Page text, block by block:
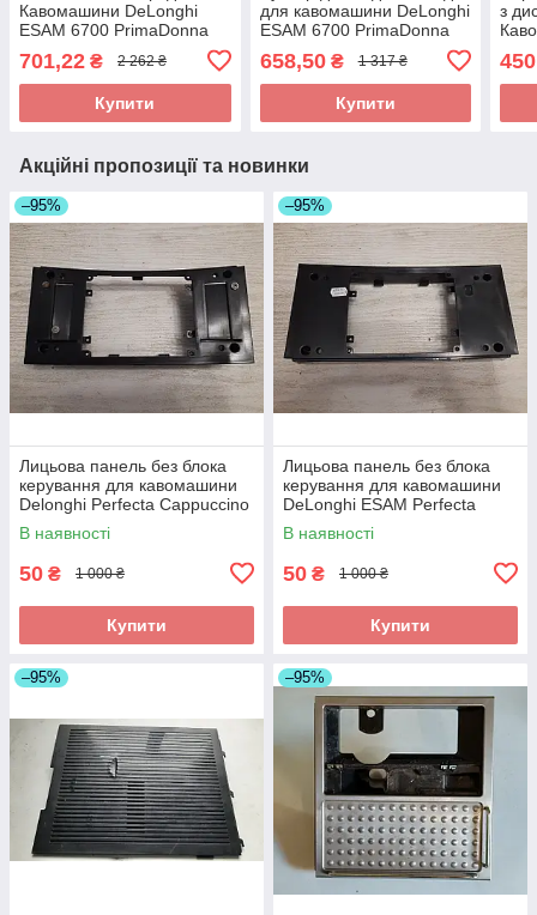
Кавомашини DeLonghi
ESAM 6700 PrimaDonna
701,22 ₴ 2 262 ₴
Купити
для кавомашини DeLonghi
ESAM 6700 PrimaDonna
658,50₴ 1 317 ₴
Купити
з
450
Акційні пропозиції та новинки
–95%
Лицьова панель без блока
керування для кавомашини
Delonghi Perfecta Cappuccino
ESAM 5556.B б/у_дефект
В наявності
50 ₴ 1 000 ₴
Купити
–95%
Лицьова панель без блока
керування для кавомашини
DeLonghi ESAM Perfecta
5500.Т_3 б/у _дефект
В наявності
50 ₴ 1 000 ₴
Купити
–95% –95%